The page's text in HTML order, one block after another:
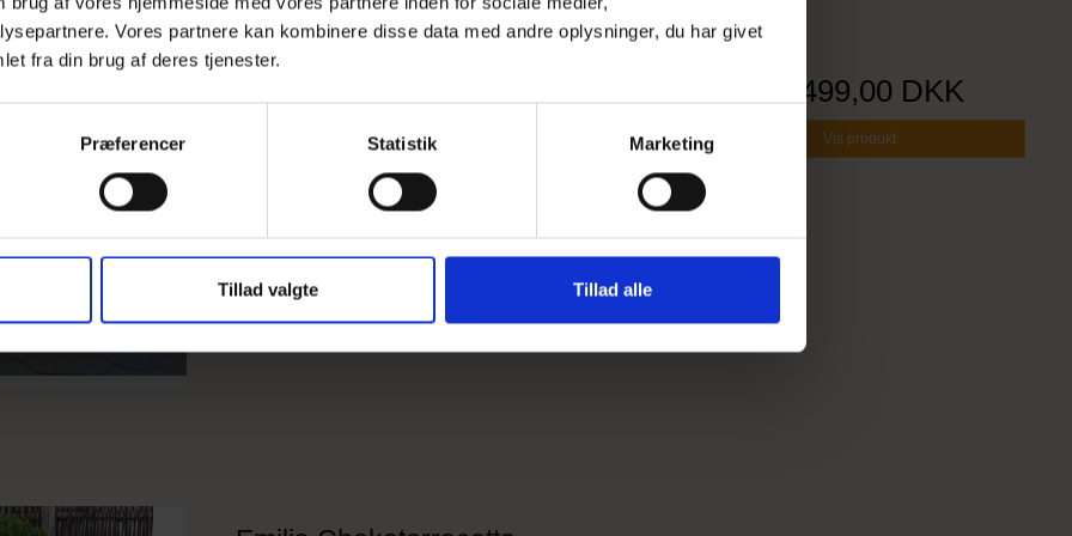
Vores partnere kan kombinere disse data med andre oplysninger, du har givet
fra din brug af deres tjenester.
Præferencer Statistik Marketing
Tillad valgte Tillad alle
Plastkrukke Venedig, terracotta-
look
499,00 DKK
Vis produkt